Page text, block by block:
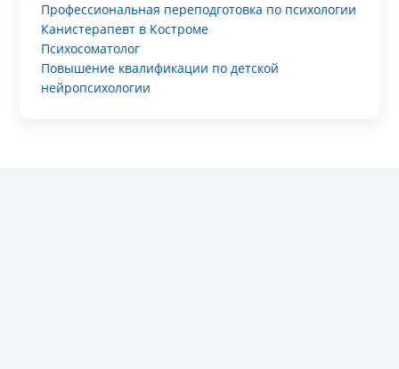
Профессиональная переподготовка по психологии
Канистерапевт в Костроме
Психосоматолог
Повышение квалификации по детской
нейропсихологии